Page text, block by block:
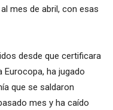
mes de abril, con esas
desde que certificara
ha jugado
que se saldaron
mes y ha caído